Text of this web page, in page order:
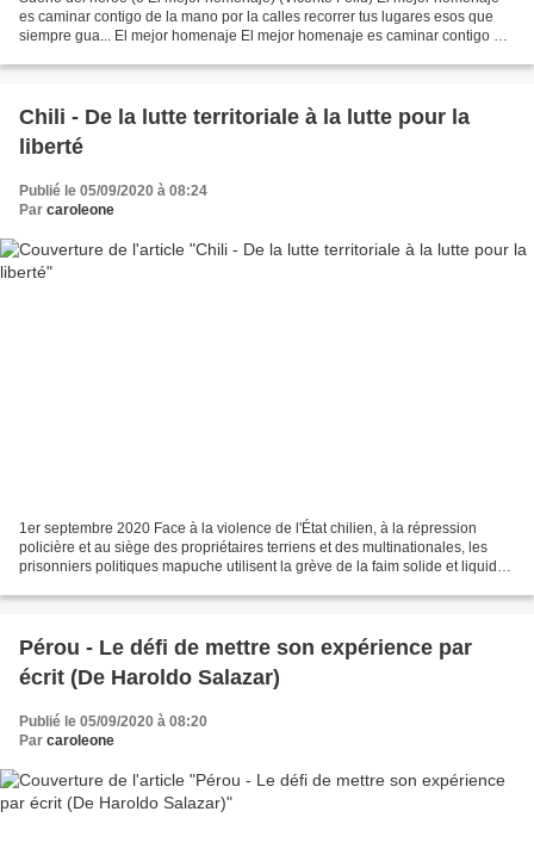
es caminar contigo de la mano por la calles recorrer tus lugares esos que
siempre gua... El mejor homenaje El mejor homenaje es caminar contigo de
Chili - De la lutte territoriale à la lutte pour la
liberté
Publié le 05/09/2020 à 08:24
Par caroleone
1er septembre 2020 Face à la violence de l'État chilien, à la répression
policière et au siège des propriétaires terriens et des multinationales, les
prisonniers politiques mapuche utilisent la grève de la faim solide et liquide
Pérou - Le défi de mettre son expérience par
écrit (De Haroldo Salazar)
Publié le 05/09/2020 à 08:20
Par caroleone